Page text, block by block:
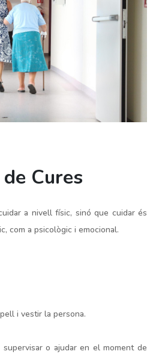
Cures
a nivell físic, sinó que cuidar és
com a psicològic i emocional.
i vestir la persona.
supervisar o ajudar en el moment de